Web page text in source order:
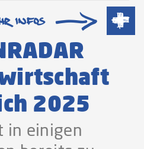
2025
in einigen